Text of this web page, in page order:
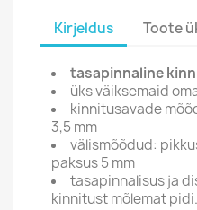
Kirjeldus Toote
tasapinnaline
üks väiksemaid
kinnitusavade
3,5 mm
välismõõdud:
paksus 5 mm
tasapinnalisus ja
kinnitust mõlemat pidi.